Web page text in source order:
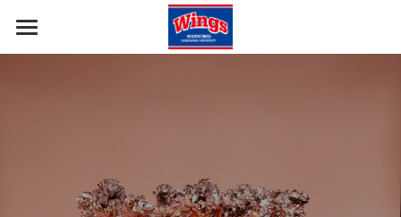
ホーム
応援の報告
部の概要